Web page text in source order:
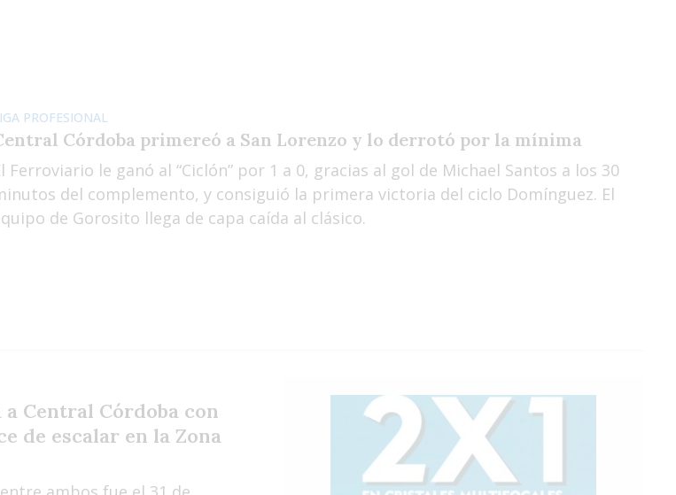
PROFESIONAL
Córdoba primereó a San Lorenzo y lo derrotó por la mínima
Ferroviario le ganó al “Ciclón” por 1 a 0, gracias al gol de Michael Santos a los 30
del complemento, y consiguió la primera victoria del ciclo Domínguez. El
de Gorosito llega de capa caída al clásico.
Central Córdoba con
de escalar en la Zona